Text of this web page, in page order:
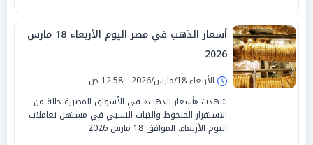
أسعار الذهب في مصر اليوم الأربعاء 18 مارس
2026
الأربعاء 18/مارس/2026 - 12:58 ص
شهدت «أسعار الذهب» في الأسواق المصرية حالة من
الاستقرار الملحوظ والثبات النسبي في مستهل تعاملات
اليوم الأربعاء، الموافق 18 مارس 2026.